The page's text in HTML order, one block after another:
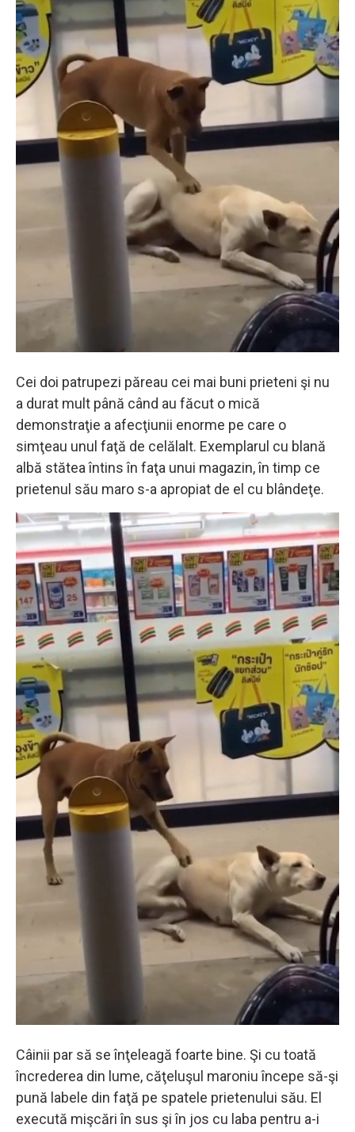
Cei doi patrupezi păreau cei mai buni prieteni şi nu
a durat mult până când au făcut o mică
demonstraţie a afecţiunii enorme pe care o
simţeau unul faţă de celălalt. Exemplarul cu blană
albă stătea întins în faţa unui magazin, în timp ce
prietenul său maro s-a apropiat de el cu blândeţe.
Câinii par să se înţeleagă foarte bine. Şi cu toată
încrederea din lume, căţeluşul maroniu începe să-şi
pună labele din faţă pe spatele prietenului său. El
execută mişcări în sus şi în jos cu laba pentru a-i